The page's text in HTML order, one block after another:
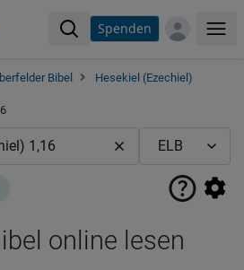
Spenden
Bibel
Hesekiel (Ezechiel)
online lesen